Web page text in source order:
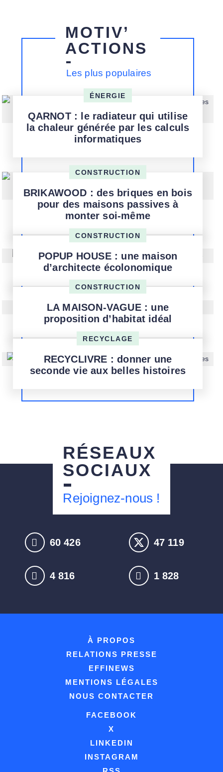
MOTIV’
ACTIONS
Les plus populaires
ÉNERGIE
QARNOT : le radiateur qui utilise
la chaleur générée par les calculs
informatiques
CONSTRUCTION
BRIKAWOOD : des briques en bois
pour des maisons passives à
monter soi-même
CONSTRUCTION
POPUP HOUSE : une maison
d’architecte écolonomique
CONSTRUCTION
LA MAISON-VAGUE : une
proposition d’habitat idéal
RECYCLAGE
RECYCLIVRE : donner une
seconde vie aux belles histoires
RÉSEAUX
SOCIAUX
Rejoignez-nous !
60 670 47 309
4 841 1 837
À PROPOS
RELATIONS PRESSE
EFFINEWS
MENTIONS LÉGALES
NOUS CONTACTER
FACEBOOK
X
LINKEDIN
INSTAGRAM